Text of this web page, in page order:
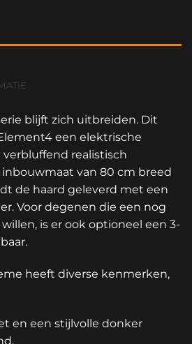
blijft zich uitbreiden. Dit
een elektrische
realistisch
van 80 cm breed
de haard geleverd met een
Voor degenen die een nog
is er ook optioneel een 3-
heeft diverse kenmerken,
en een stijlvolle donker